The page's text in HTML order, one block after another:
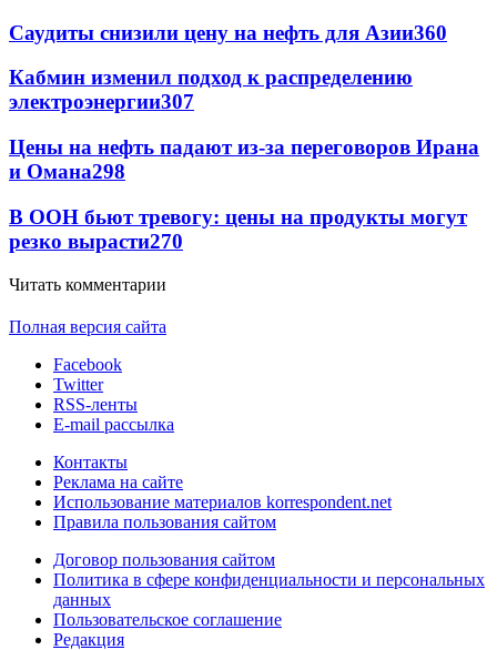
Саудиты снизили цену на нефть для Азии360
Кабмин изменил подход к распределению
электроэнергии307
Цены на нефть падают из-за переговоров Ирана
и Омана298
В ООН бьют тревогу: цены на продукты могут
резко вырасти270
Читать комментарии
Полная версия сайта
Facebook
Twitter
RSS-ленты
E-mail рассылка
Контакты
Реклама на сайте
Использование материалов korrespondent.net
Правила пользования сайтом
Договор пользования сайтом
Политика в сфере конфиденциальности и персональных
данных
Пользовательское соглашение
Редакция